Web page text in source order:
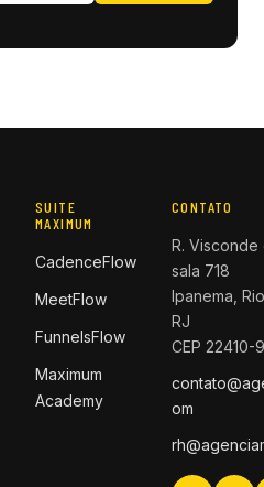
SUITE
MAXIMUM
CadenceFlow
MeetFlow
FunnelsFlow
Maximum
Academy
CONTATO
R.
sala 718
Ipanema,
RJ
CEP 22410-
om